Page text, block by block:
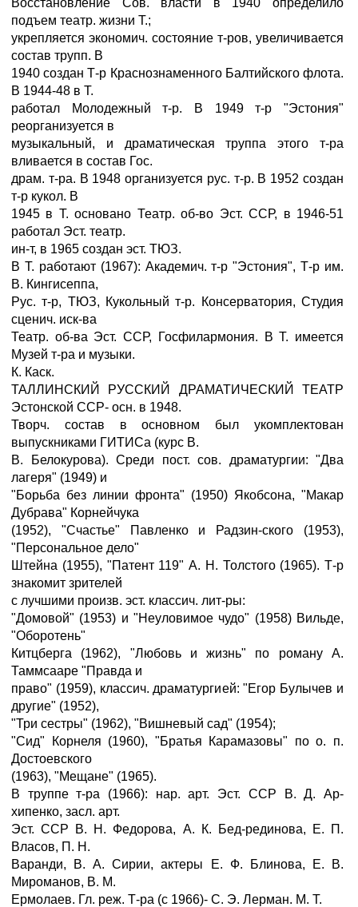
Восстановление Сов. власти в 1940 определило
подъем театр. жизни Т.;
укрепляется экономич. состояние т-ров, увеличивается
состав трупп. В
1940 создан Т-р Краснознаменного Балтийского флота.
В 1944-48 в Т.
работал Молодежный т-р. В 1949 т-р "Эстония"
реорганизуется в
музыкальный, и драматическая труппа этого т-ра
вливается в состав Гос.
драм. т-ра. В 1948 организуется рус. т-р. В 1952 создан
т-р кукол. В
1945 в Т. основано Театр. об-во Эст. ССР, в 1946-51
работал Эст. театр.
ин-т, в 1965 создан эст. ТЮЗ.
В Т. работают (1967): Академич. т-р "Эстония", Т-р им.
В. Кингисеппа,
Рус. т-р, ТЮЗ, Кукольный т-р. Консерватория, Студия
сценич. иск-ва
Театр. об-ва Эст. ССР, Госфилармония. В Т. имеется
Музей т-ра и музыки.
К. Каск.
ТАЛЛИНСКИЙ РУССКИЙ ДРАМАТИЧЕСКИЙ ТЕАТР
Эстонской ССР- осн. в 1948.
Творч. состав в основном был укомплектован
выпускниками ГИТИСа (курс В.
В. Белокурова). Среди пост. сов. драматургии: "Два
лагеря" (1949) и
"Борьба без линии фронта" (1950) Якобсона, "Макар
Дубрава" Корнейчука
(1952), "Счастье" Павленко и Радзин-ского (1953),
"Персональное дело"
Штейна (1955), "Патент 119" А. Н. Толстого (1965). Т-р
знакомит зрителей
с лучшими произв. эст. классич. лит-ры:
"Домовой" (1953) и "Неуловимое чудо" (1958) Вильде,
"Оборотень"
Китцберга (1962), "Любовь и жизнь" по роману А.
Таммсааре "Правда и
право" (1959), классич. драматургией: "Егор Булычев и
другие" (1952),
"Три сестры" (1962), "Вишневый сад" (1954);
"Сид" Корнеля (1960), "Братья Карамазовы" по о. п.
Достоевского
(1963), "Мещане" (1965).
В труппе т-ра (1966): нар. арт. Эст. ССР В. Д. Ар-
хипенко, засл. арт.
Эст. ССР В. Н. Федорова, А. К. Бед-рединова, Е. П.
Власов, П. Н.
Варанди, В. А. Сирии, актеры Е. Ф. Блинова, Е. В.
Мироманов, В. М.
Ермолаев. Гл. реж. Т-ра (с 1966)- С. Э. Лерман. М. Т.